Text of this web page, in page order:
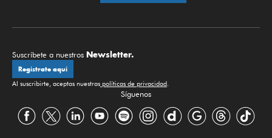
Suscríbete a nuestros Newsletter.
Regístrate aquí
Al suscribirte, aceptas nuestras políticas de privacidad.
Síguenos